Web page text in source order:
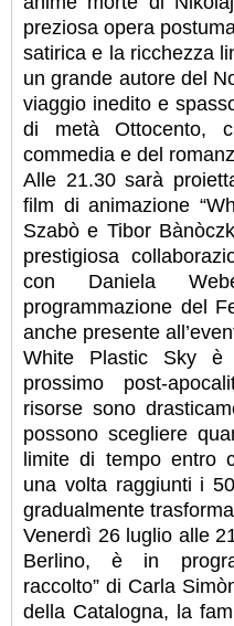
preziosa opera
satirica e la ricchezza
un grande autore del
viaggio inedito e
di metà Ottocento,
commedia e del
Alle 21.30 sarà
film di animazione
Szabò e Tibor
prestigiosa
con Daniela
programmazione del
anche presente
White Plastic Sky è
prossimo post-
risorse sono
possono scegliere
limite di tempo entro
una volta raggiunti i
gradualmente
Venerdì 26 luglio alle
Berlino, è in
raccolto” di Carla
della Catalogna, la